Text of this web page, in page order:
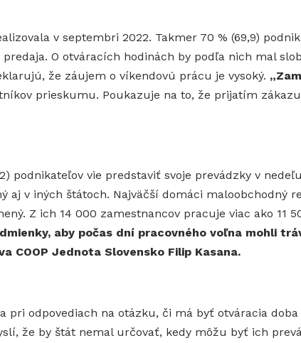
v septembri 2022. Takmer 70 % (69,9)
O otváracích hodinách by podľa nich mal
že záujem o víkendovú prácu je vysoký.
prieskumu. Poukazuje na to, že prijatím
podnikateľov vie predstaviť svoje prevádzky v
aj v iných štátoch. Najväčší domáci maloobchodný
Z ich 14 000 zamestnancov pracuje viac ako 11
aby počas dní pracovného voľna mohli
COOP Jednota Slovensko Filip Kasana.
pri odpovediach na otázku, či má byť otváracia
že by štát nemal určovať, kedy môžu byť ich